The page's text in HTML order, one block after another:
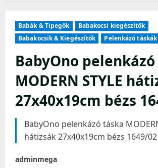
Babák & Tipegők
Babakocsi kiegészítők
Babakocsik & Kiegészítők
Pelenkázó táskák
BabyOno
MODERN STYLE
27x40x19cm bézs
BabyOno pelenkázó táska
hátizsák 27x40x19cm bézs 1649/
adminmega